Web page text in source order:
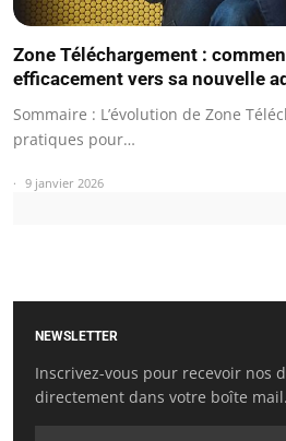
Zone Téléchargement :
efficacement vers sa nouvelle
Sommaire : L’évolution de Zone
pratiques pour…
9 janvier 2026
NEWSLETTER
Inscrivez-vous pour recevoir nos
directement dans votre boîte mail.